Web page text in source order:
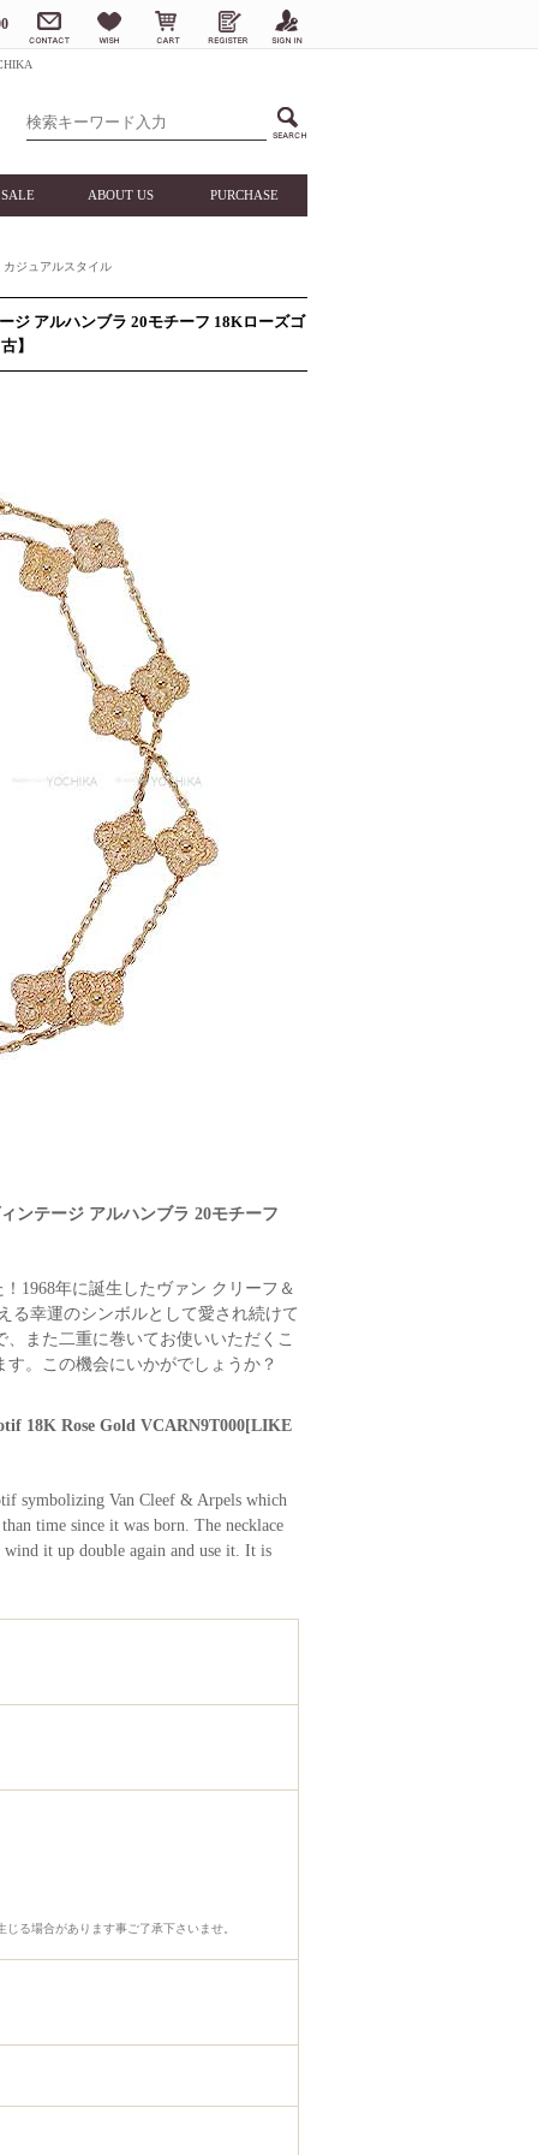
SALE ABOUT US PURCHASE
カジュアルスタイル
ジ アルハンブラ 20モチーフ 18Kローズゴ
】
ンテージ アルハンブラ 20モチーフ
1968年に誕生したヴァン クリーフ＆
る幸運のシンボルとして愛され続けて
また二重に巻いてお使いいただくこ
。この機会にいかがでしょうか？
18K Rose Gold VCARN9T000[LIKE
symbolizing Van Cleef & Arpels which
time since it was born. The necklace
it up double again and use it. It is
る場合があります事ご了承下さいませ。